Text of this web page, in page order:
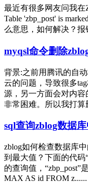
最近有很多网友问我在
Table 'zbp_post' is
么意思，如何解决？报
myqsl命令删除
背景:之前用腾讯的自
云的问题，导致很多
源，另一方面会对内
非常困难。所以我打算
sql查询zblog数据
zblog如何检查数据库
到最大值？下面的代码
的查询值，“zbp_post”
MAX AS id FROM z......